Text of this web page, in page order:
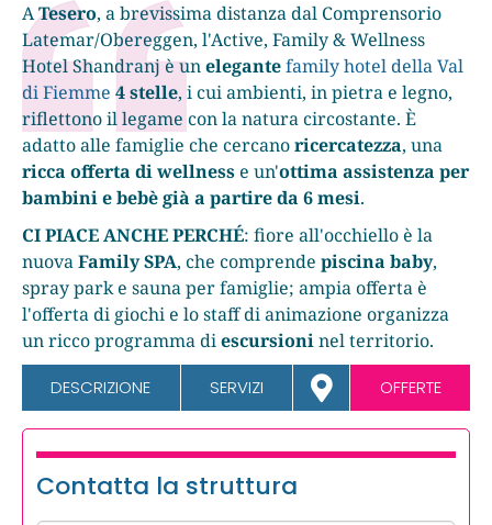
ATesero, a brevissima distanza dal Comprensorio
Latemar/Obereggen, l'Active, Family & Wellness
Hotel Shandranj è unelegantefamily hotel della Val
di Fiemme 4 stelle, i cui ambienti, in pietra e legno,
riflettono il legame con la natura circostante. È
adatto alle famiglie che cercanoricercatezza, una
ricca offerta di wellnesse un'ottima assistenza per
bambini e bebè già a partire da 6 mesi.
CI PIACE ANCHE PERCHÉ: fiore all'occhiello è la
nuovaFamily SPA, che comprende piscina baby,
spray park e sauna per famiglie; ampia offerta è
l'offerta di giochi e lo staff di animazione organizza
un ricco programma diescursioninel territorio.
DESCRIZIONE SERVIZI OFFERTE
Contatta la struttura